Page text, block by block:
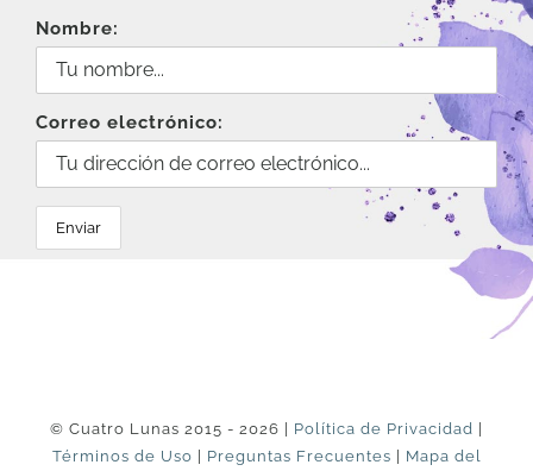
Nombre:
Correo electrónico:
© Cuatro Lunas 2015 - 2026 | Política de Privacidad
Términos de Uso
Preguntas Frecuentes Mapa del